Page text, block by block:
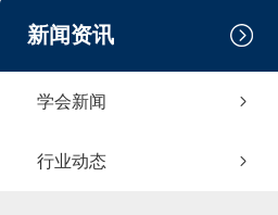
新闻资讯
学会新闻
行业动态